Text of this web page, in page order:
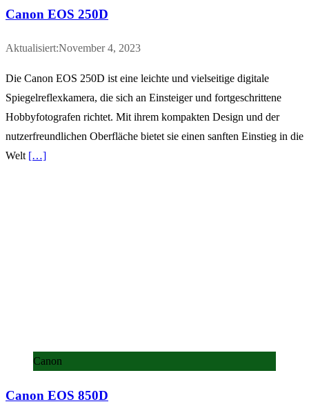
Canon EOS 250D
Aktualisiert:November 4, 2023
Die Canon EOS 250D ist eine leichte und vielseitige digitale
Spiegelreflexkamera, die sich an Einsteiger und fortgeschrittene
Hobbyfotografen richtet. Mit ihrem kompakten Design und der
nutzerfreundlichen Oberfläche bietet sie einen sanften Einstieg in die
Welt […]
Canon
Canon EOS 850D